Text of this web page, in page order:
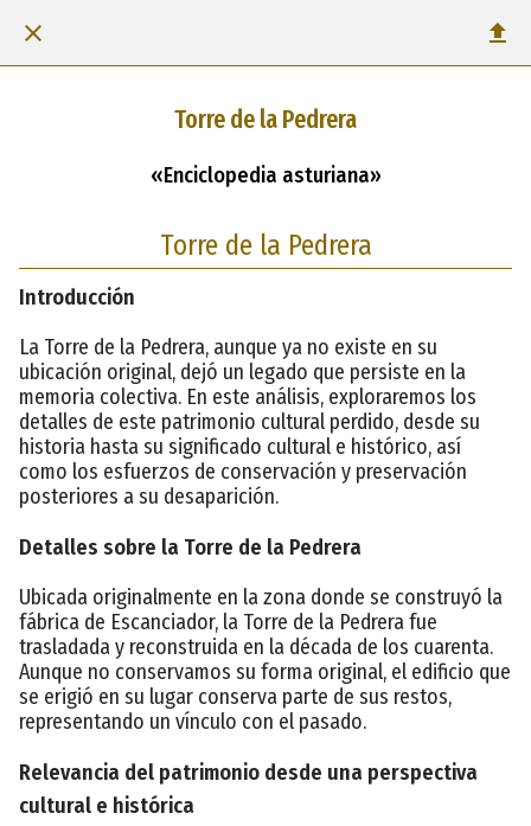
Torre de la Pedrera
«Enciclopedia asturiana»
Torre de la Pedrera
Introducción
La Torre de la Pedrera, aunque ya no existe en su
ubicación original, dejó un legado que persiste en la
memoria colectiva. En este análisis, exploraremos los
detalles de este patrimonio cultural perdido, desde su
historia hasta su significado cultural e histórico, así
como los esfuerzos de conservación y preservación
posteriores a su desaparición.
Detalles sobre la Torre de la Pedrera
Ubicada originalmente en la zona donde se construyó la
fábrica de Escanciador, la Torre de la Pedrera fue
trasladada y reconstruida en la década de los cuarenta.
Aunque no conservamos su forma original, el edificio que
se erigió en su lugar conserva parte de sus restos,
representando un vínculo con el pasado.
Relevancia del patrimonio desde una perspectiva
cultural e histórica